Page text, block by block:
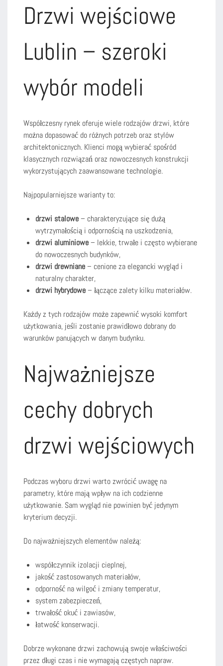
Drzwi wejściowe
Lublin – szeroki
wybór modeli
Współczesny rynek oferuje wiele rodzajów drzwi, które
można dopasować do różnych potrzeb oraz stylów
architektonicznych. Klienci mogą wybierać spośród
klasycznych rozwiązań oraz nowoczesnych konstrukcji
wykorzystujących zaawansowane technologie.
Najpopularniejsze warianty to:
drzwi stalowe– charakteryzujące się dużą
wytrzymałością i odpornością na uszkodzenia,
drzwi aluminiowe– lekkie, trwałe i często wybierane
do nowoczesnych budynków,
drzwi drewniane– cenione za elegancki wygląd i
naturalny charakter,
drzwi hybrydowe– łączące zalety kilku materiałów.
Każdy z tych rodzajów może zapewnić wysoki komfort
użytkowania, jeśli zostanie prawidłowo dobrany do
warunków panujących w danym budynku.
Najważniejsze
cechy dobrych
drzwi wejściowych
Podczas wyboru drzwi warto zwrócić uwagę na
parametry, które mają wpływ na ich codzienne
użytkowanie. Sam wygląd nie powinien być jedynym
kryterium decyzji.
Do najważniejszych elementów należą:
współczynnik izolacji cieplnej,
jakość zastosowanych materiałów,
odporność na wilgoć i zmiany temperatur,
system zabezpieczeń,
trwałość okuć i zawiasów,
łatwość konserwacji.
Dobrze wykonane drzwi zachowują swoje właściwości
przez długi czas i nie wymagają częstych napraw.